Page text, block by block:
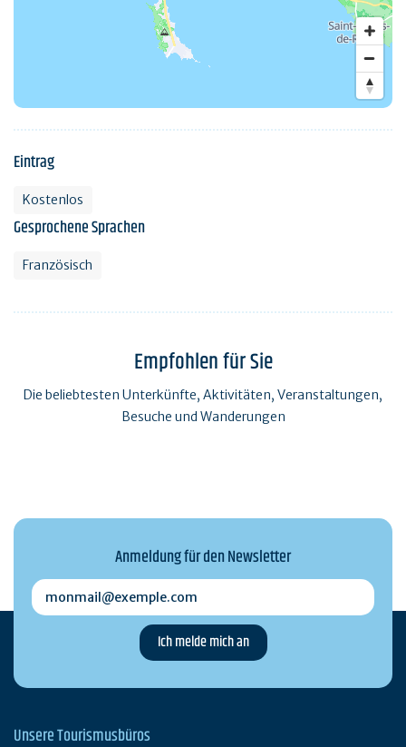
Eintrag
Kostenlos
Gesprochene Sprachen
Französisch
Empfohlen für Sie
Die beliebtesten Unterkünfte, Aktivitäten, Veranstaltungen,
Besuche und Wanderungen
Anmeldung für den Newsletter
monmail@exemple.com
Unsere Tourismusbüros